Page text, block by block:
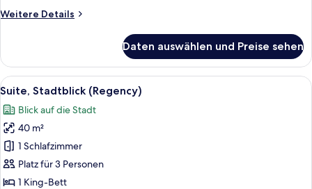
Weitere Details
Weitere
(Regency,
High
Street
Daten auswählen und Preise sehen
Alle
Fotos
für
Suite,
Stadtblick
(Regency)
anzeigen
Ein Zimmer mit Fenster, Stuhl, Tisch
15
Suite, Stadtblick (Regency)
Blick auf die Stadt
40 m²
1 Schlafzimmer
Platz für 3 Personen
1 King-Bett